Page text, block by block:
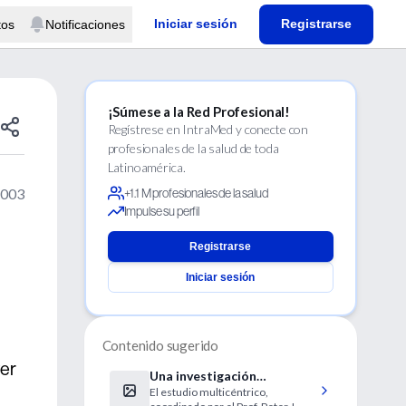
Notificaciones Iniciar sesión Registrarse
¡Súmese a la Red Profesional!
Regístrese en IntraMed y conecte con
profesionales de la salud de toda
Latinoamérica.
+1.1 M profesionales de la salud
Impulse su perfil
Registrarse
Iniciar sesión
Contenido sugerido
Una investigación
multicéntrica ha localizado
El estudio multicéntrico,